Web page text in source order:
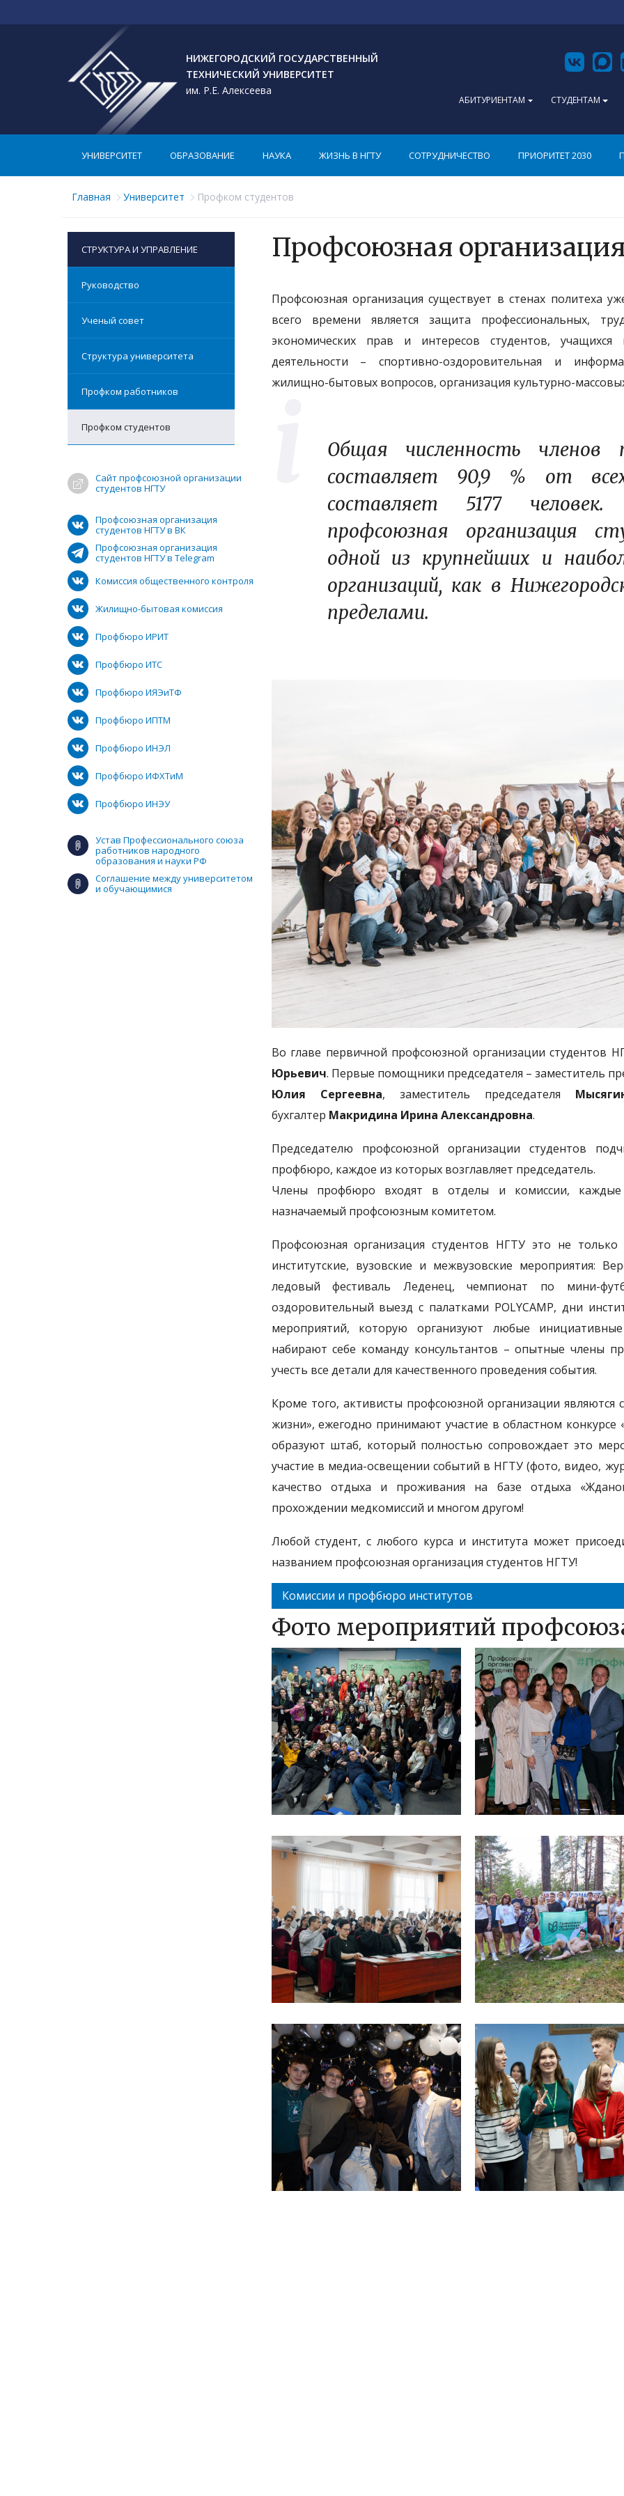
НИЖЕГОРОДСКИЙ ГОСУДАРСТВЕННЫЙ
ТЕХНИЧЕСКИЙ УНИВЕРСИТЕТ
им. Р.Е. Алексеева
АБИТУРИЕНТАМ СТУДЕНТАМ
УНИВЕРСИТЕТ ОБРАЗОВАНИЕ НАУКА ЖИЗНЬ В НГТУ СОТРУДНИЧЕСТВО ПРИОРИТЕТ 2030
Главная Университет Профком студентов
СТРУКТУРА И УПРАВЛЕНИЕ
Руководство
Ученый совет
Структура университета
Профком работников
Профком студентов
Сайт профсоюзной организации
студентов НГТУ
Профсоюзная организация
студентов НГТУ в ВК
Профсоюзная организация
студентов НГТУ в Telegram
Комиссия общественного контроля
Жилищно-бытовая комиссия
Профбюро ИРИТ
Профбюро ИТС
Профбюро ИЯЭиТФ
Профбюро ИПТМ
Профбюро ИНЭЛ
Профбюро ИФХТиМ
Профбюро ИНЭУ
Устав Профессионального союза
работников народного
образования и науки РФ
Соглашение между университетом
и обучающимися
Профсоюзная
Профсоюзная организация существует в стенах политеха
всего времени является защита профессиональных,
экономических прав и интересов студентов,
деятельности – спортивно-оздоровительная и
жилищно-бытовых вопросов, организация культурно-
Общая численность членов
составляет 90,9 % от
составляет 5177
профсоюзная организация
одной из крупнейших и
организаций, как в
пределами.
Во главе первичной профсоюзной организации студентов
Юрьевич. Первые помощники председателя – заместитель
Юлия Сергеевна, заместитель председателя
бухгалтер Макридина Ирина Александровна.
Председателю профсоюзной организации студентов
профбюро, каждое из которых возглавляет председатель.
Члены профбюро входят в отделы и комиссии, каждые
назначаемый профсоюзным комитетом.
Профсоюзная организация студентов НГТУ это не
институтские, вузовские и межвузовские мероприятия:
ледовый фестиваль Леденец, чемпионат по мини-
оздоровительный выезд с палатками POLYCAMP, дни
мероприятий, которую организуют любые
набирают себе команду консультантов – опытные члены
учесть все детали для качественного проведения события.
Кроме того, активисты профсоюзной организации
жизни», ежегодно принимают участие в областном конкурсе
образуют штаб, который полностью сопровождает это
участие в медиа-освещении событий в НГТУ (фото, видео,
качество отдыха и проживания на базе отдыха
прохождении медкомиссий и многом другом!
Любой студент, с любого курса и института может
названием профсоюзная организация студентов НГТУ!
Комиссии и профбюро институтов
Фото мероприятий